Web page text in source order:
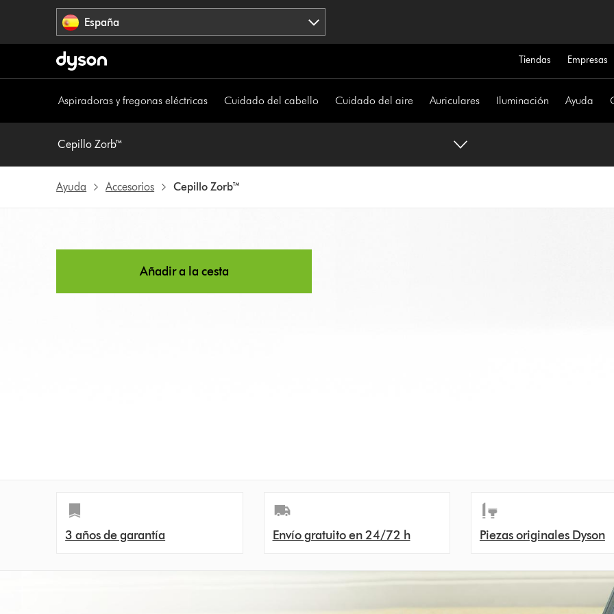
España
Tiendas Empresas
Aspiradoras y fregonas eléctricas Cuidado del cabello Cuidado del aire Auriculares Iluminación Ayuda
Cepillo Zorb™
Ayuda Accesorios Cepillo Zorb™
Añadir a la cesta
3 años de garantía Envío gratuito en 24/72 h Piezas originales Dyson